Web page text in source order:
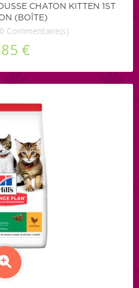
CHATON KITTEN 1ST
(BOÎTE)
0 Commentaire(s)
€